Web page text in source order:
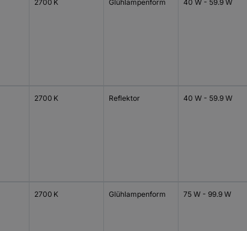
2700 K Glühlampenform 40 W - 59.9 W
2700 K Reflektor 40 W - 59.9 W
2700 K Glühlampenform 75 W - 99.9 W